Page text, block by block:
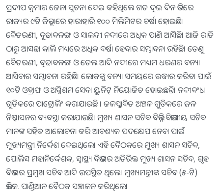
ପ୍ରଦୀପ କୁମାର ଜେନା ସୂଚନା ଦେଇ କହିଥିଲେ ଗତ ଦୁଇ ଦିନ ଭିତରେ
ରାଜ୍ୟର ୯ଟି ଜିଲ୍ଲାରେ ହାରାହାରି ୧୦୦ ମିଲିମିଟର ବର୍ଷା ହୋଇଛି।
ବୈତରଣୀ, ବୁଢାବଳଙ୍ଗ ଓ ସାଳନ୍ଦୀ ନଦୀରେ ଅଧିକ ପାଣି ଆସିଛି। ଆଜି ରାତି
ଠାରୁ ଆସନ୍ତା କାଲି ମଧ୍ୟରେ ଅଧିକ ବର୍ଷା ହେବାର ସମ୍ଭାବନା ରହିଛି। ତେଣୁ
ବୈତରଣୀ, ବୁଢାବଳଙ୍ଗ ଓ ତେଲ ଆଦି ନଦୀରେ ମଧ୍ୟମ ଧରଣର ବନ୍ୟା
ଆସିବାର ସମ୍ଭାବନା ରହିଛି। ଲୋକଙ୍କୁ ବନ୍ୟା ସମୟରେ ଉଦ୍ଧାର କରିବା ପାଇଁ
୧୦ଟି ଓଡ଼୍ରାଫ ଓ ଅଗ୍ନିଶମ ସେବା ୟୁନିଟ୍‌ ନିୟୋଜିତ ହୋଇଛନ୍ତି। ନଦୀବଂଧ
ଗୁଡିକରେ ପାଟ୍ରୋଲିଂ କରାଯାଉଛି । ଜଳପ୍ଲାବିତ ଅଞ୍ଚଳ ଗୁଡିକରେ ଜଳ
ନିଷ୍କାସନର ବ୍ୟବସ୍ଥା କରାଯାଉଛି। ମୁଖ୍ୟ ଶାସନ ସଚିବ ବିଭିନ୍ନ ବିଭାଗୀୟ ସଚିବ
ମାନଙ୍କ ସହିତ ଆଲୋଚନା କରି ଆବଶ୍ୟକ ପଦକ୍ଷେପ ନେବା ପାଇଁ
ମୁଖ୍ୟମନ୍ତ୍ରୀ ନିର୍ଦ୍ଦେଶ ଦେଇଥିଲେ। ଏହି ବୈଠକରେ ମୁଖ୍ୟ ଶାସନ ସଚିବ,
ପୋଲିସ ମହାନିର୍ଦ୍ଦେଶକ, ସ୍ବାସ୍ଥ୍ୟ ବିଭାଗର ଅତିରିକ୍ତ ମୁଖ୍ୟ ଶାସନ ସଚିବ, ଗୃହ
ବିଭାଗର ପ୍ରମୁଖ ସଚିବ ଆଦି ଉପସ୍ଥିତ ଥିଲେ। ମୁଖ୍ୟମନ୍ତ୍ରୀଙ୍କ ସଚିବ (୫-ଟି)
ଭି.କେ. ପାଣ୍ଡିଆନ ବୈଠକ ସଞ୍ଚାଳନ କରିଥିଲେ।